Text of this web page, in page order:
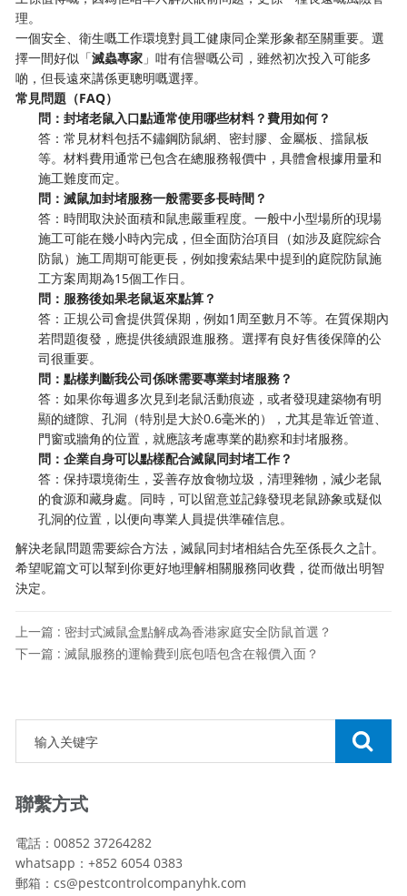
理。
一個安全、衛生嘅工作環境對員工健康同企業形象都至關重要。選
擇一間好似「滅蟲專家 」咁有信譽嘅公司，雖然初次投入可能多
啲，但長遠來講係更聰明嘅選擇。
常見問題（FAQ）
問：封堵老鼠入口點通常使用哪些材料？費用如何？
答：常見材料包括不鏽鋼防鼠網、密封膠、金屬板、擋鼠板
等。材料費用通常已包含在總服務報價中，具體會根據用量和
施工難度而定。
問：滅鼠加封堵服務一般需要多長時間？
答：時間取決於面積和鼠患嚴重程度。一般中小型場所的現場
施工可能在幾小時內完成，但全面防治項目（如涉及庭院綜合
防鼠）施工周期可能更長，例如搜索結果中提到的庭院防鼠施
工方案周期為15個工作日。
問：服務後如果老鼠返來點算？
答：正規公司會提供質保期，例如1周至數月不等。在質保期內
若問題復發，應提供後續跟進服務。選擇有良好售後保障的公
司很重要。
問：點樣判斷我公司係咪需要專業封堵服務？
答：如果你每週多次見到老鼠活動痕迹，或者發現建築物有明
顯的縫隙、孔洞（特別是大於0.6毫米的），尤其是靠近管道、
門窗或牆角的位置，就應該考慮專業的勘察和封堵服務。
問：企業自身可以點樣配合滅鼠同封堵工作？
答：保持環境衛生，妥善存放食物垃圾，清理雜物，減少老鼠
的食源和藏身處。同時，可以留意並記錄發現老鼠跡象或疑似
孔洞的位置，以便向專業人員提供準確信息。
解決老鼠問題需要綜合方法，滅鼠同封堵相結合先至係長久之計。
希望呢篇文可以幫到你更好地理解相關服務同收費，從而做出明智
決定。
上一篇 : 密封式滅鼠盒點解成為香港家庭安全防鼠首選？
下一篇 : 滅鼠服務的運輸費到底包唔包含在報價入面？
聯繫方式
電話：00852 37264282
whatsapp：+852 6054 0383
郵箱：cs@pestcontrolcompanyhk.com